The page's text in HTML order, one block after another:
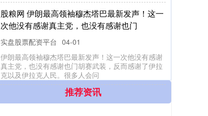
股粮网 伊朗最高领袖穆杰塔巴最新发声！这一
次他没有感谢真主党，也没有感谢也门
实盘股票配资平台 04-01
伊朗最高领袖穆杰塔巴最新发声！这一次他没有感谢
真主党，也没有感谢也门胡赛武装，反而感谢了伊拉
克以及伊拉克人民。很多人会问
推荐资讯